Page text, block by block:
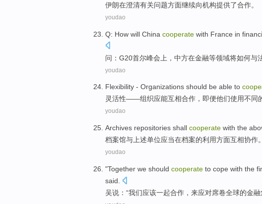
伊朗在澄清有关问题方面继续向机构提供了合作。
youdao
Q: How will China cooperate with France in
问 ： G20首尔峰会上 ， 中方在金融等领域将如何与
youdao
Flexibility - Organizations should be able to
灵活性——组织应能互相合作 ， 即便他们使用不同
youdao
Archives repositories shall cooperate with the
档案馆与 上述单位应当在档案的利用方面互相协作。
youdao
"Together we should cooperate to cope with the
said
吴说 ：“我们应该一起合作 ， 来应对席卷全球的金融